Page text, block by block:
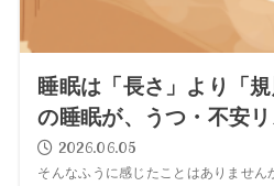
睡眠は「長さ」より「
の睡眠が、うつ・不安
2026.06.05
そんなふうに感じたことはありませ